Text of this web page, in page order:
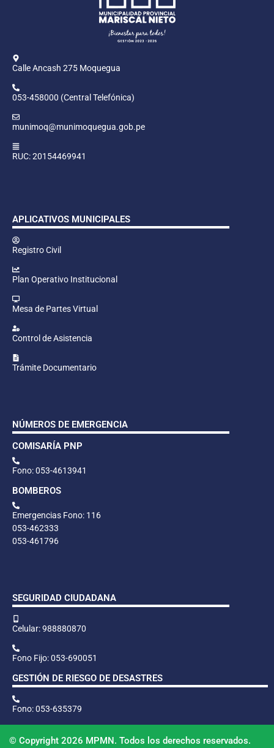
Calle Ancash 275 Moquegua
053-458000 (Central Telefónica)
munimoq@munimoquegua.gob.pe
RUC: 20154469941
APLICATIVOS MUNICIPALES
Registro Civil
Plan Operativo Institucional
Mesa de Partes Virtual
Control de Asistencia
Trámite Documentario
NÚMEROS DE EMERGENCIA
COMISARÍA PNP
Fono: 053-4613941
BOMBEROS
Emergencias Fono: 116
053-462333
053-461796
SEGURIDAD CIUDADANA
Celular: 988880870
Fono Fijo: 053-690051
GESTIÓN DE RIESGO DE DESASTRES
Fono: 053-635379
© Copyright 2026 MPMN. Todos los derechos reservados.